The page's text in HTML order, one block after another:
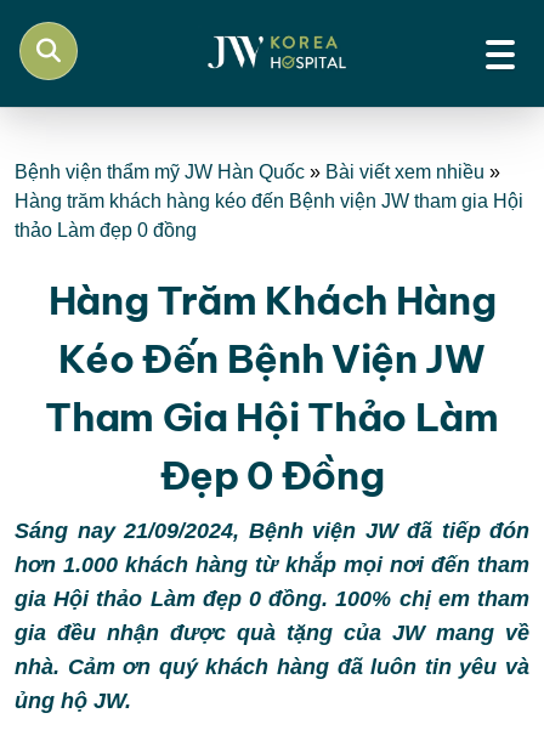
Bệnh viện thẩm mỹ JW Hàn Quốc » Bài viết xem nhiều »
Hàng trăm khách hàng kéo đến Bệnh viện JW tham gia Hội
thảo Làm đẹp 0 đồng
Hàng Trăm Khách Hàng
Kéo Đến Bệnh Viện JW
Tham Gia Hội Thảo Làm
Đẹp 0 Đồng
Sáng nay 21/09/2024, Bệnh viện JW đã tiếp đón
hơn 1.000 khách hàng từ khắp mọi nơi đến tham
gia Hội thảo Làm đẹp 0 đồng. 100% chị em tham
gia đều nhận được quà tặng của JW mang về
nhà. Cảm ơn quý khách hàng đã luôn tin yêu và
ủng hộ JW.